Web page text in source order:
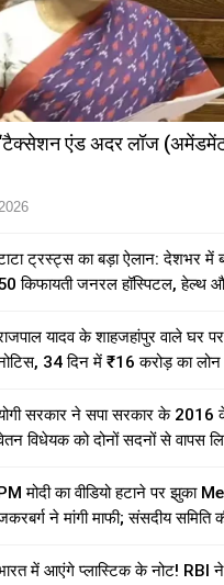
एंड अदर लॉज
ट्रस्ट्स का बड़ा ऐलान: देशभर में
किफायती जनरल हॉस्पिटल, हेल्थ
यादव के शाहजहांपुर वाले घर
34 दिन में ₹16 करोड़ का लोन
सरकार ने सपा सरकार के 2016
विधेयक को दोनों सदनों से वापस
सवाल
मोदी का वीडियो हटाने पर झुका
ने मांगी माफी; संसदीय समिति
में आएंगे प्लास्टिक के नोट! RBI